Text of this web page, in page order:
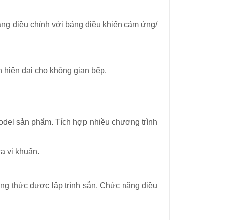
điều chỉnh với bảng điều khiển cảm ứng/
hiện đại cho không gian bếp.
sản phẩm. Tích hợp nhiều chương trình
vi khuẩn.
thức được lập trình sẵn. Chức năng điều